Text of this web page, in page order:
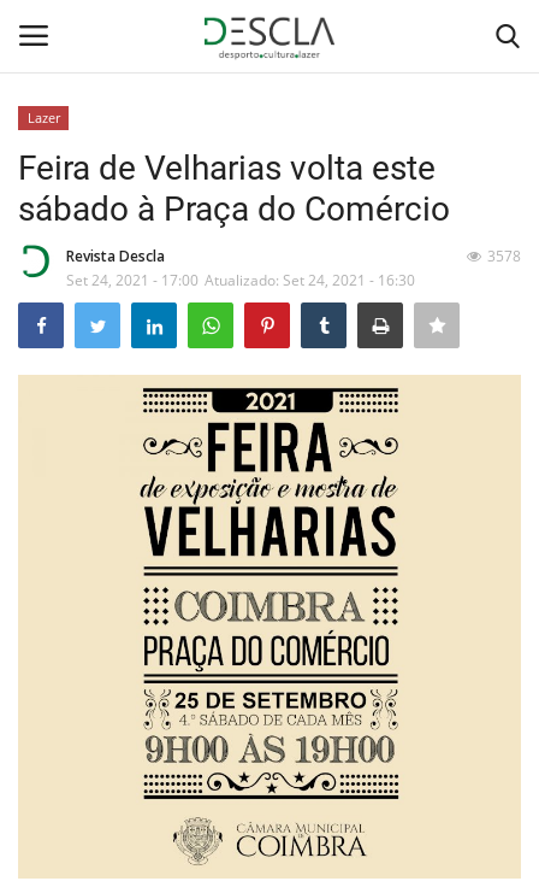
Home
...by Descla
Desporto
Estatuto Editorial
Lazer
Feira de Velharias volta este
sábado à Praça do Comércio
Revista Descla
Set 24, 2021 - 17:00 Atualizado: Set 24, 2021 - 16:30
3578